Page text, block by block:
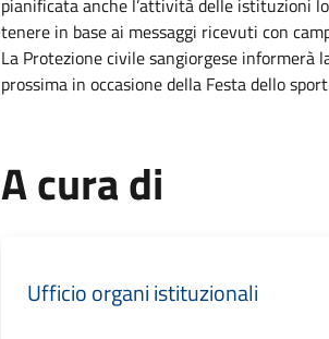
pianificata anche l’attività delle istituzioni
tenere in base ai messaggi ricevuti con
La Protezione civile sangiorgese
prossima in occasione della Festa dello
A cura di
Ufficio organi istituzionali